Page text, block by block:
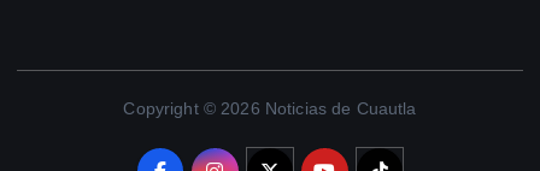
Copyright © 2026 Noticias de Cuautla